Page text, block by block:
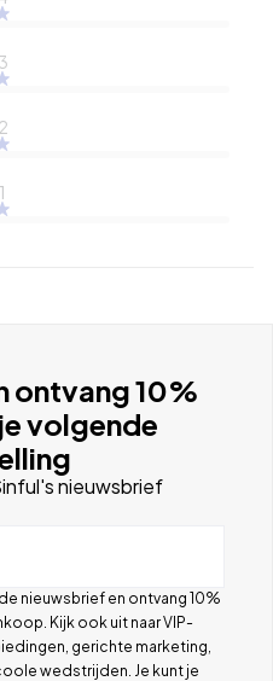
3
2
1
ontvang 10%
volgende
nieuwsbrief
nieuwsbrief en ontvang 10%
Kijk ook uit naar VIP-
gerichte marketing,
wedstrijden. Je kunt je